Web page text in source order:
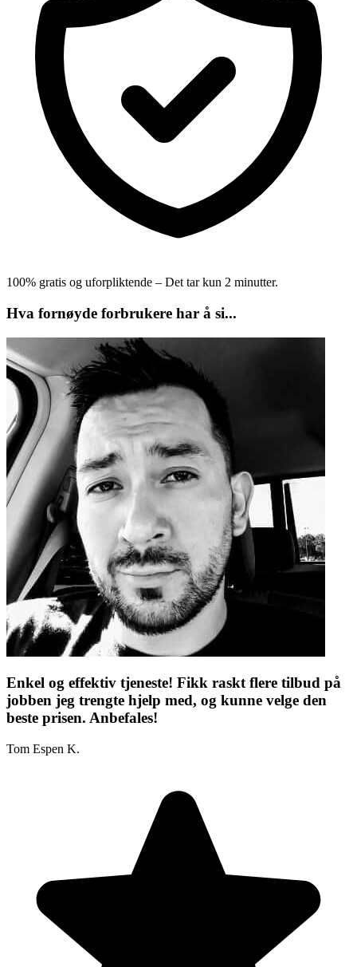
100% gratis og uforpliktende – Det tar kun 2 minutter.
Hva fornøyde forbrukere har å si...
Enkel og effektiv tjeneste! Fikk raskt flere tilbud på
jobben jeg trengte hjelp med, og kunne velge den
beste prisen. Anbefales!
Tom Espen K.